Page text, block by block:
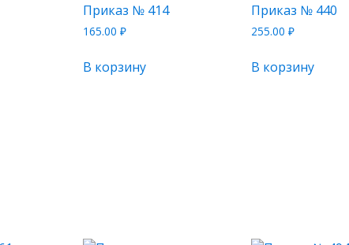
Приказ № 414
165.00 ₽
В корзину
Приказ № 440
255.00 ₽
В корзину